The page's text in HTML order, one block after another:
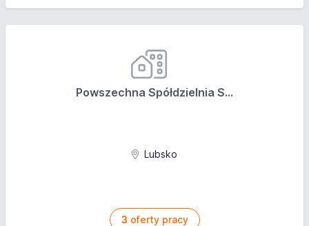
Powszechna Spółdzielnia S...
Lubsko
3 oferty pracy